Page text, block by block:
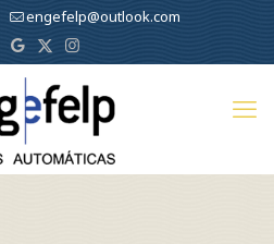
engefelp@outlook.com